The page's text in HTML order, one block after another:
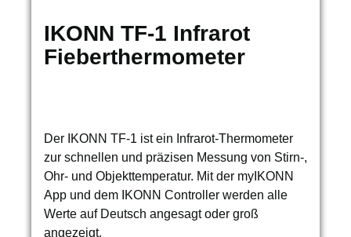
IKONN TF-1 Infrarot
Fieberthermometer
Der IKONN TF-1 ist ein Infrarot-Thermometer
zur schnellen und präzisen Messung von Stirn-,
Ohr- und Objekttemperatur. Mit der myIKONN
App und dem IKONN Controller werden alle
Werte auf Deutsch angesagt oder groß
angezeigt.